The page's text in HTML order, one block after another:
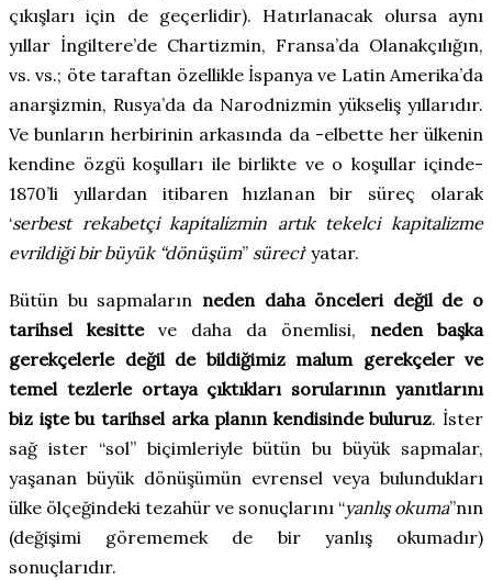
çıkışları için de geçerlidir). Hatırlanacak olursa aynı
yıllar İngiltere’de Chartizmin, Fransa’da Olanakçılığın,
vs. vs.; öte taraftan özellikle İspanya ve Latin Amerika’da
anarşizmin, Rusya’da da Narodnizmin yükseliş yıllarıdır.
Ve bunların herbirinin arkasında da -elbette her ülkenin
kendine özgü koşulları ile birlikte ve o koşullar içinde-
1870’li yıllardan itibaren hızlanan bir süreç olarak
‘serbest rekabetçi kapitalizmin artık tekelci kapitalizme
evrildiği bir büyük “dönüşüm” süreci‘ yatar.
Bütün bu sapmaların neden daha önceleri değil de o
tarihsel kesitteve daha da önemlisi, neden başka
gerekçelerle değil de bildiğimiz malum gerekçeler ve
temel tezlerle ortaya çıktıkları sorularının yanıtlarını
biz işte bu tarihsel arka planın kendisinde buluruz. İster
sağ ister “sol”biçimleriyle bütün bu büyük sapmalar,
yaşanan büyük dönüşümün evrensel veya bulundukları
ülke ölçeğindeki tezahür ve sonuçlarını “yanlış okuma”nın
(değişimi görememek de bir yanlış okumadır)
sonuçlarıdır.